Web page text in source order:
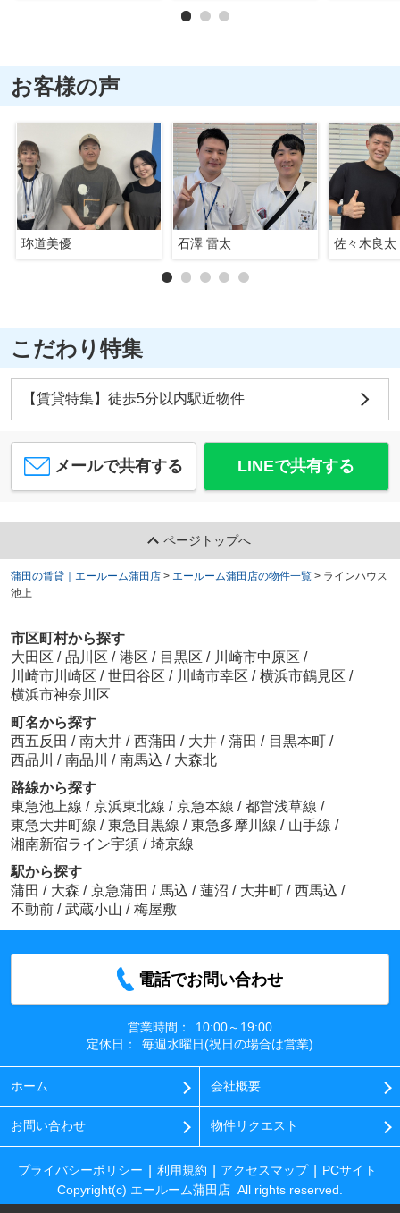
お客様の声
珎道美優 石澤 雷太 佐々木良太
こだわり特集
【賃貸特集】徒歩5分以内駅近物件
メールで共有する LINEで共有する
ページトップへ
蒲田の賃貸｜エールーム蒲田店 > エールーム蒲田店の物件一覧 > ラインハウス
池上
市区町村から探す
大田区 / 品川区 / 港区 / 目黒区 / 川崎市中原区 /
川崎市川崎区 / 世田谷区 / 川崎市幸区 / 横浜市鶴見区 /
横浜市神奈川区
町名から探す
西五反田 / 南大井 / 西蒲田 / 大井 / 蒲田 / 目黒本町 /
西品川 / 南品川 / 南馬込 / 大森北
路線から探す
東急池上線 / 京浜東北線 / 京急本線 / 都営浅草線 /
東急大井町線 / 東急目黒線 / 東急多摩川線 / 山手線 /
湘南新宿ライン宇須 / 埼京線
駅から探す
蒲田 / 大森 / 京急蒲田 / 馬込 / 蓮沼 / 大井町 / 西馬込 /
不動前 / 武蔵小山 / 梅屋敷
電話でお問い合わせ
営業時間：
10:00～19:00
定休日：
毎週水曜日(祝日の場合は営業)
ホーム 会社概要
お問い合わせ 物件リクエスト
プライバシーポリシー 利用規約 アクセスマップ
PCサイト
Copyright(c) エールーム蒲田店 All rights reserved.